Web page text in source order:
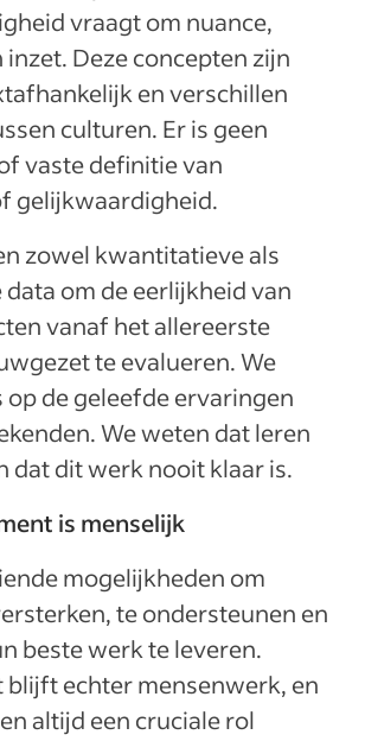
vraagt om nuance,
inzet. Deze concepten zijn
en verschillen
culturen. Er is geen
vaste definitie van
gelijkwaardigheid.
zowel kwantitatieve als
om de eerlijkheid van
vanaf het allereerste
te evalueren. We
op de geleefde ervaringen
We weten dat leren
dat dit werk nooit klaar is.
is menselijk
mogelijkheden om
te ondersteunen en
beste werk te leveren.
blijft echter mensenwerk, en
altijd een cruciale rol